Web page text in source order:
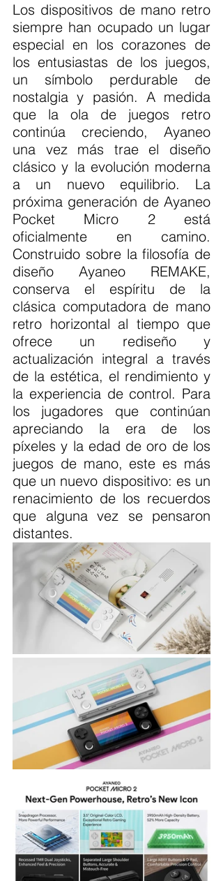
Los dispositivos de mano retro
siempre han ocupado un lugar
especial en los corazones de
los entusiastas de los juegos,
un símbolo perdurable de
nostalgia y pasión. A medida
que la ola de juegos retro
continúa creciendo, Ayaneo
una vez más trae el diseño
clásico y la evolución moderna
a un nuevo equilibrio. La
próxima generación de Ayaneo
Pocket Micro 2 está
oficialmente en camino.
Construido sobre la filosofía de
diseño Ayaneo REMAKE,
conserva el espíritu de la
clásica computadora de mano
retro horizontal al tiempo que
ofrece un rediseño y
actualización integral a través
de la estética, el rendimiento y
la experiencia de control. Para
los jugadores que continúan
apreciando la era de los
píxeles y la edad de oro de los
juegos de mano, este es más
que un nuevo dispositivo: es un
renacimiento de los recuerdos
que alguna vez se pensaron
distantes.